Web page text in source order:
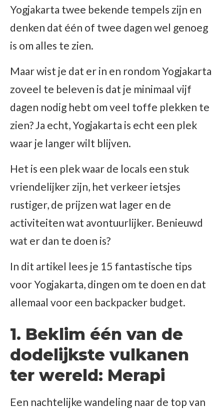
Yogjakarta twee bekende tempels zijn en
denken dat één of twee dagen wel genoeg
is om alles te zien.
Maar wist je dat er in en rondom Yogjakarta
zoveel te beleven is dat je minimaal vijf
dagen nodig hebt om veel toffe plekken te
zien? Ja echt, Yogjakarta is echt een plek
waar je langer wilt blijven.
Het is een plek waar de locals een stuk
vriendelijker zijn, het verkeer ietsjes
rustiger, de prijzen wat lager en de
activiteiten wat avontuurlijker. Benieuwd
wat er dan te doen is?
In dit artikel lees je 15 fantastische tips
voor Yogjakarta, dingen om te doen en dat
allemaal voor een backpacker budget.
1. Beklim één van de
dodelijkste vulkanen
ter wereld: Merapi
Een nachtelijke wandeling naar de top van